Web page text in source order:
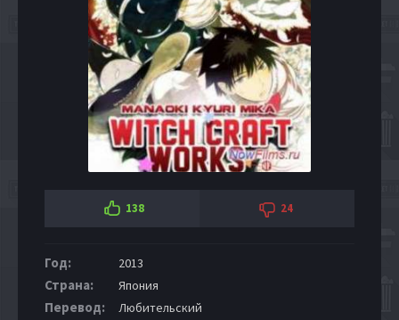
138 24
Год: 2013
Страна: Япония
Перевод: Любительский